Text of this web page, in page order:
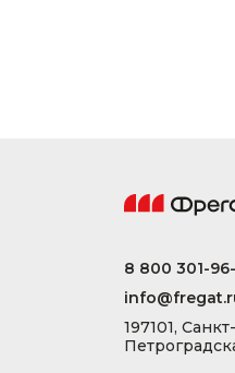
8 800 301-
197101,